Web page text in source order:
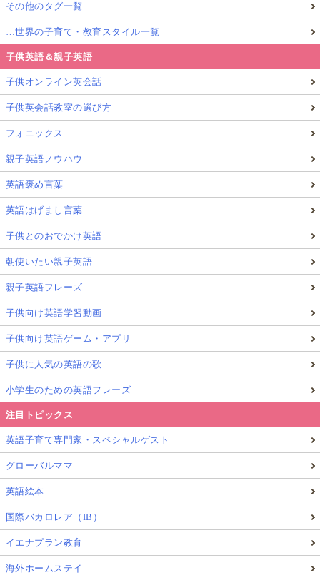
その他のタグ一覧
…世界の子育て・教育スタイル一覧
子供英語＆親子英語
子供オンライン英会話
子供英会話教室の選び方
フォニックス
親子英語ノウハウ
英語褒め言葉
英語はげまし言葉
子供とのおでかけ英語
朝使いたい親子英語
親子英語フレーズ
子供向け英語学習動画
子供向け英語ゲーム・アプリ
子供に人気の英語の歌
小学生のための英語フレーズ
注目トピックス
英語子育て専門家・スペシャルゲスト
グローバルママ
英語絵本
国際バカロレア（IB）
イエナプラン教育
海外ホームステイ